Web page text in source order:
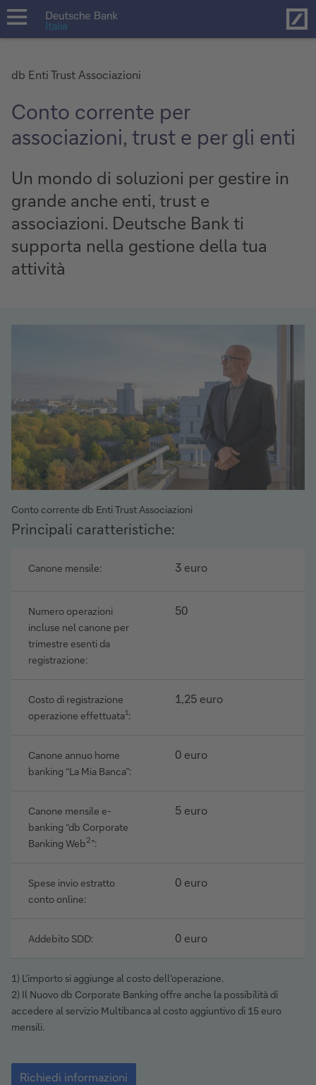
open
db Enti Trust Associazioni
Conto corrente per
associazioni, trust e per gli enti
Un mondo di soluzioni per gestire in
grande anche enti, trust e
associazioni. Deutsche Bank ti
supporta nella gestione della tua
attività
Conto corrente db Enti Trust Associazioni
Richiedi
informazioni
Principali caratteristiche:
Canone mensile: 3 euro
Numero operazioni
incluse nel canone per
trimestre esenti da
registrazione:
50
Costo di registrazione
operazione effettuata1:
1,25 euro
Canone annuo home
banking “La Mia Banca”:
0 euro
Canone mensile e-
banking “db Corporate
Banking Web2”:
5 euro
Spese invio estratto
conto online:
0 euro
Addebito SDD: 0 euro
1) L’importo si aggiunge al costo dell’operazione.
2) Il Nuovo db Corporate Banking offre anche la possibilità di
accedere al servizio Multibanca al costo aggiuntivo di 15 euro
mensili.
Richiedi
informazioni
Richiedi informazioni